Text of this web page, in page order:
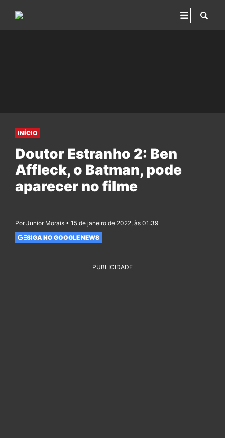
INÍCIO
Doutor Estranho 2: Ben
Affleck, o Batman, pode
aparecer no filme
Por Junior Morais • 15 de janeiro de 2022, às 01:39
SIGA NO GOOGLE NEWS
PUBLICIDADE